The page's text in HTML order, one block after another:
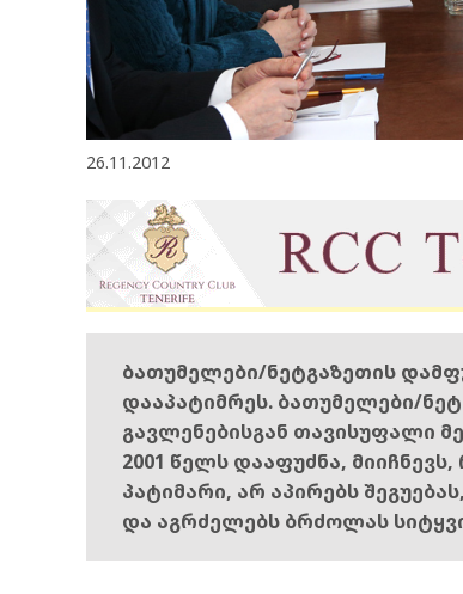
26.11.2012
ბათუმელები/ნეტგაზეთის
დააპატიმრეს. ბათუმელები/
გავლენებისგან თავისუფალი
2001 წელს დააფუძნა,
პატიმარი, არ აპირებს
და აგრძელებს ბრძოლას